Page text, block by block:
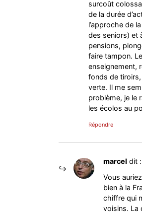
surcoût
de la durée
l’approche de
des seniors) et
pensions,
faire tampon.
enseignement,
fonds de tiroirs,
verte. Il me
problème, je le
les écolos au
Répondre
marcel dit :
Vous
bien à la
chiffre qui
voisins. La